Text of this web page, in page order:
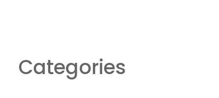
Categories